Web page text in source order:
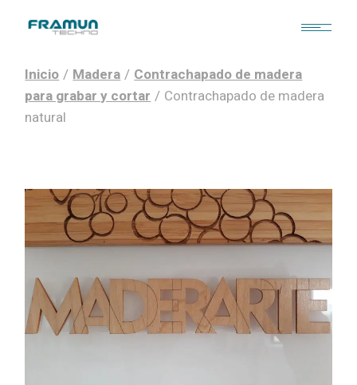
Inicio Madera
Contrachapado de madera
para grabar y cortar
Contrachapado de madera
natural